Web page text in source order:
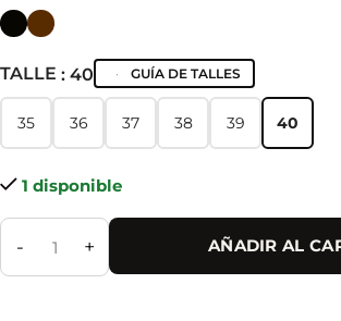
TALLE : 40 GUÍA DE TALLES
35
35 36
36 37
37 38
38 39
39 40
40
1 disponible
- + AÑADIR AL